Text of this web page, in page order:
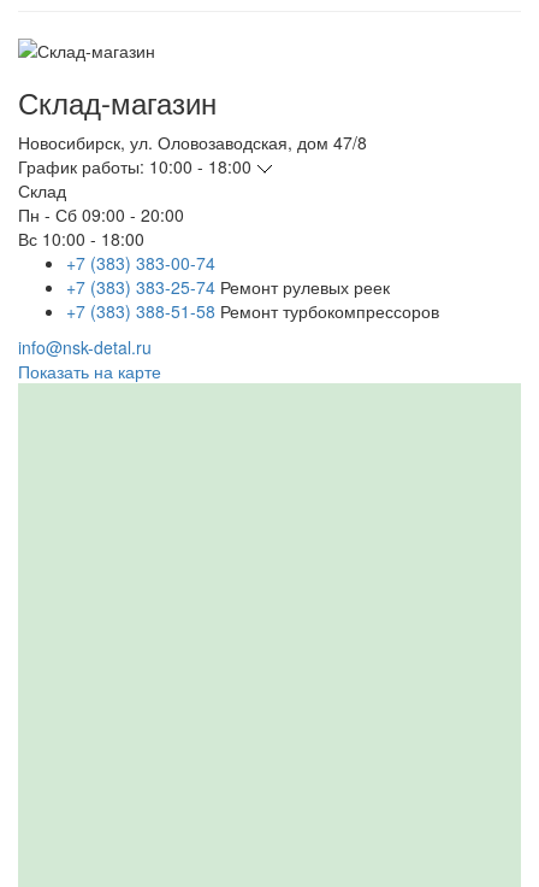
Склад-магазин
Новосибирск, ул. Оловозаводская, дом 47/8
График работы: 10:00 - 18:00
Склад
Пн - Сб 09:00 - 20:00
Вс 10:00 - 18:00
+7 (383) 383-00-74
+7 (383) 383-25-74 Ремонт рулевых реек
+7 (383) 388-51-58 Ремонт турбокомпрессоров
info@nsk-detal.ru
Показать на карте